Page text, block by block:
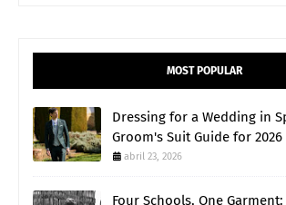
MOST POPULAR
Dressing for a Wedding in
Groom's Suit Guide for 2026
abril 23, 2026
Four Schools, One